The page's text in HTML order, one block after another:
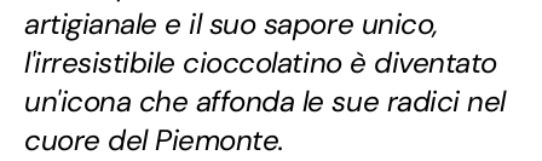
artigianale e il suo sapore unico,
l'irresistibile cioccolatino è diventato
un'icona che affonda le sue radici nel
cuore del Piemonte.